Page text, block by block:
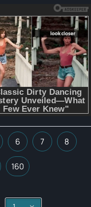
6 7 8
160